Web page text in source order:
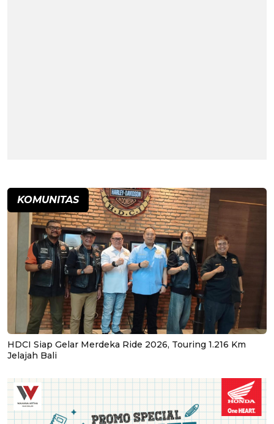
KOMUNITAS
HDCI Siap Gelar Merdeka Ride 2026, Touring 1.216 Km
Jelajah Bali